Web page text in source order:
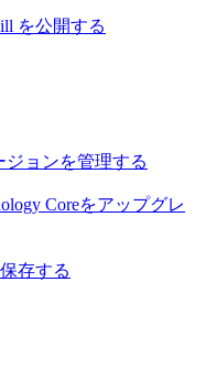
を公開する
ジョンを管理する
Coreをアップグレ
存する